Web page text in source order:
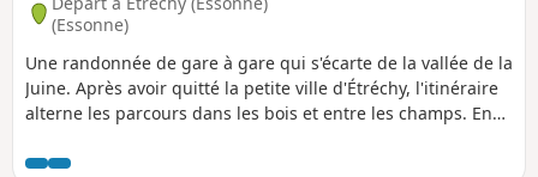
(Essonne)
Une randonnée de gare à gare qui s'écarte de la vallée de la
Juine. Après avoir quitté la petite ville d'Étréchy, l'itinéraire
alterne les parcours dans les bois et entre les champs. En
cavité naturelle et un dolmen.